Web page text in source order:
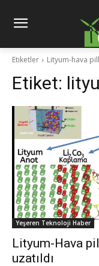
Etiketler Lityum-hava
Etiket:
Yeşeren Teknoloji Haber
Lityum-Hava
uzatıldı